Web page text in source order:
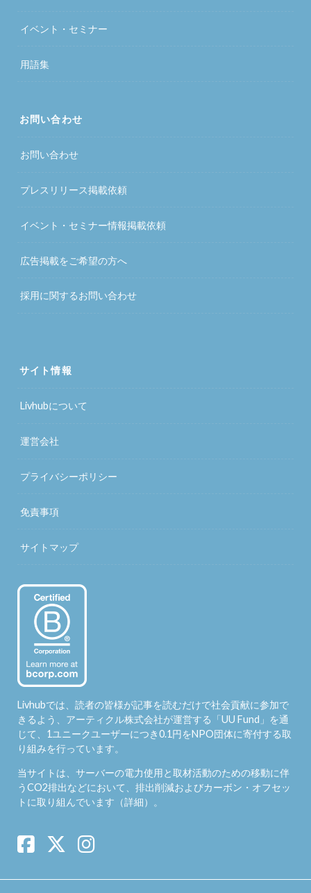
イベント・セミナー
用語集
お問い合わせ
お問い合わせ
プレスリリース掲載依頼
イベント・セミナー情報掲載依頼
広告掲載をご希望の方へ
採用に関するお問い合わせ
サイト情報
Livhubについて
運営会社
プライバシーポリシー
免責事項
サイトマップ
Livhubでは、読者の皆様が記事を読むだけで社会貢献に参加で
きるよう、アーティクル株式会社が運営する「UU Fund 」を通
じて、1ユニークユーザーにつき0.1円をNPO団体に寄付する取
り組みを行っています。
当サイトは、サーバーの電力使用と取材活動のための移動に伴
うCO2排出などにおいて、排出削減およびカーボン・オフセッ
トに取り組んでいます（詳細）。